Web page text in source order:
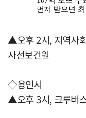
▲오후 2시, 지역사
사선보건원
◇용인시
▲오후 3시, 크루버